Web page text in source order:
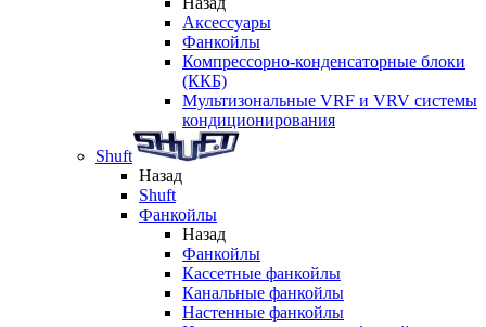
Аксессуары
Фанкойлы
Компрессорно-конденсаторные блоки
(ККБ)
Мультизональные VRF и VRV системы
кондиционирования
Shuft
Назад
Shuft
Фанкойлы
Назад
Фанкойлы
Кассетные фанкойлы
Канальные фанкойлы
Настенные фанкойлы